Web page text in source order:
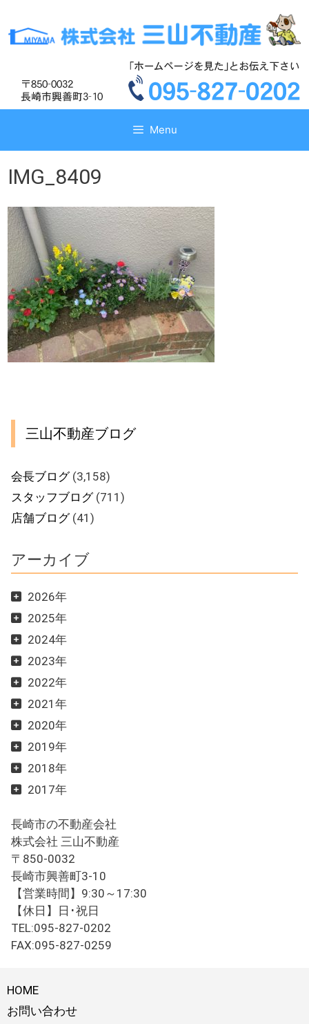
テ
ス
テ
ス
Menu
IMG_8409
三山不動産ブログ
会長ブログ(3,158)
スタッフブログ(711)
店舗ブログ(41)
アーカイブ
2026年
2025年
2024年
2023年
2022年
2021年
2020年
2019年
2018年
2017年
長崎市の不動産会社
株式会社 三山不動産
〒850-0032
長崎市興善町3-10
【営業時間】9:30～17:30
【休日】日･祝日
TEL:095-827-0202
FAX:095-827-0259
HOME
お問い合わせ